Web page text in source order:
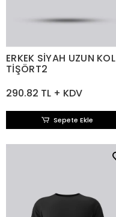
ERKEK SİYAH UZUN KOL
TİŞÖRT2
290.82 TL + KDV
Sepete Ekle